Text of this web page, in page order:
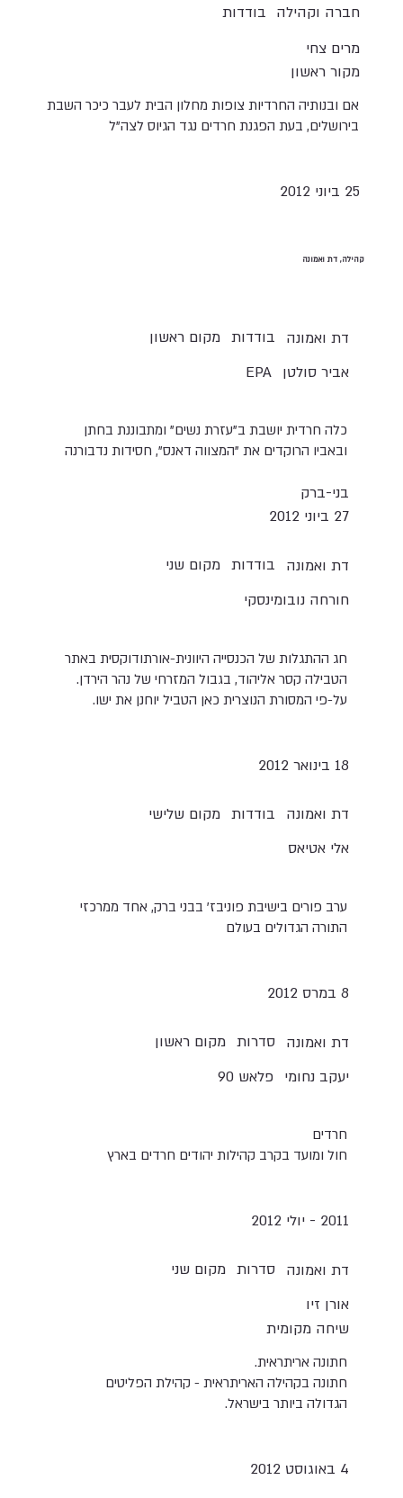
בודדות חברה וקהילה
מרים צחי
מקור ראשון
אם ובנותיה החרדיות צופות מחלון הבית לעבר כיכר השבת
בירושלים, בעת הפגנת חרדים נגד הגיוס לצה"ל
25 ביוני 2012
קהילה, דת ואמונה
מקום ראשון בודדות
דת ואמונה
EPA אביר סולטן
כלה חרדית יושבת ב"עזרת נשים" ומתבוננת בחתן
ובאביו הרוקדים את "המצווה דאנס", חסידות נדבורנה
בני-ברק
27 ביוני 2012
מקום שני בודדות
דת ואמונה
חורחה נובומינסקי
חג ההתגלות של הכנסייה היוונית-אורתודוקסית באתר
הטבילה קסר אליהוד, בגבול המזרחי של נהר הירדן.
על-פי המסורת הנוצרית כאן הטביל יוחנן את ישו.
18 בינואר 2012
מקום שלישי בודדות
דת ואמונה
אלי אטיאס
ערב פורים בישיבת פוניבז' בבני ברק, אחד ממרכזי
התורה הגדולים בעולם
8 במרס 2012
מקום ראשון סדרות דת ואמונה
פלאש 90 יעקב נחומי
חרדים
חול ומועד בקרב קהילות יהודים חרדים בארץ
2011 - יולי 2012
מקום שני סדרות דת ואמונה
אורן זיו
שיחה מקומית
חתונה אריתראית.
חתונה בקהילה האריתראית - קהילת הפליטים
הגדולה ביותר בישראל.
4 באוגוסט 2012